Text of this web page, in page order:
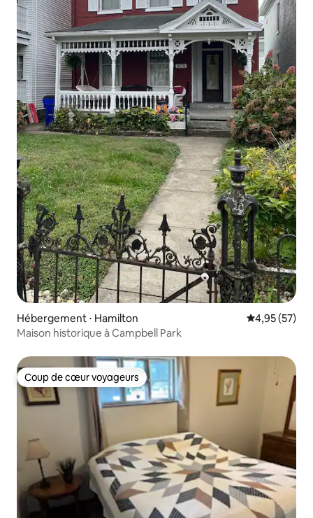
Hébergement ⋅ Hamilton Évaluation
4,95 (57)
Maison historique à Campbell Park
Coup de cœur voyageurs
Coup de cœur voyageurs